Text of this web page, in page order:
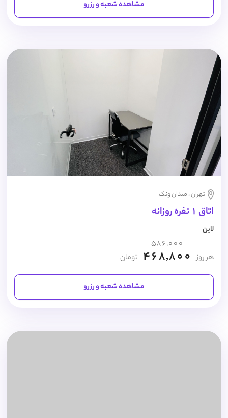
مشاهده شعبه و رزرو
تهران ، میدان ونک
اتاق 1 نفره روزانه
لاین
هر روز
586,000
468,800 تومان
مشاهده شعبه و رزرو